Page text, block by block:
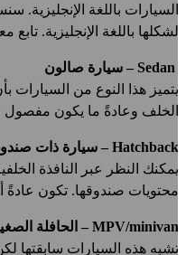
السيارات باللغة الإنجليزية.
لشكلها باللغة الإنجليزية. تابع
يتميز هذا النوع من السيارات
الخلف وعادةً ما يكون مفصول
Hatchback – سيارة ذات صندوق
يمكنك النظر عبر النافذة
محتويات صندوقها. تكون عادةً
MPV/minivan – الحافلة الصغيرة
تشبه هذه السيارات سابقتها